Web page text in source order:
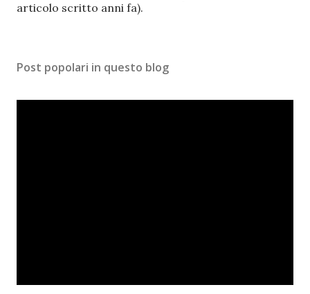
n
m
n
articolo scritto anni fa).
Post popolari in questo blog